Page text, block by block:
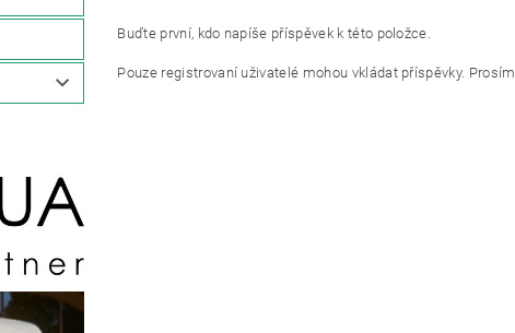
Buďte první, kdo napíše příspěvek k této položce.
Pouze registrovaní uživatelé mohou vkládat příspěvky. Prosím